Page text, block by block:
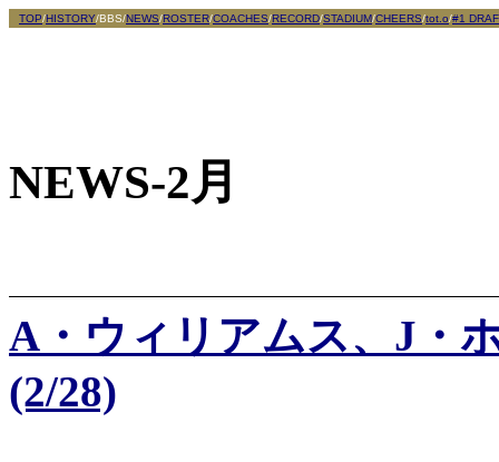
TOP/HISTORY/BBS/NEWS/ROSTER/COACHES/RECORD/STADIUM/CHEERS/tot.o/#1
NEWS-2月
A・ウィリアムス、J・
(2/28)